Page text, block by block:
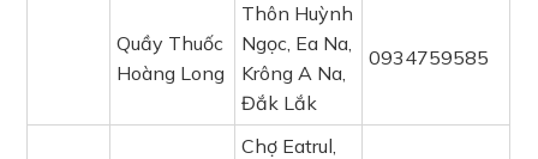
Quầy Thuốc
Hoàng Long
Thôn Huỳnh
Ngọc, Ea Na,
Krông A Na,
Đắk Lắk
0934759585
Chợ Eatrul,